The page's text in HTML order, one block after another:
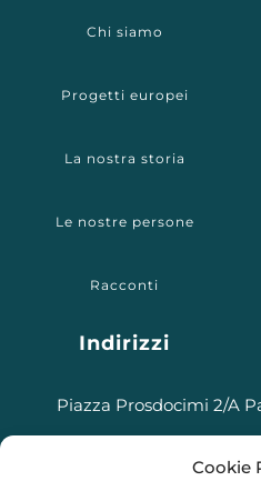
Cookie
Chi siamo
Progetti europei
La nostra storia
Le nostre persone
Racconti
Indirizzi
Piazza Prosdocimi 2/A